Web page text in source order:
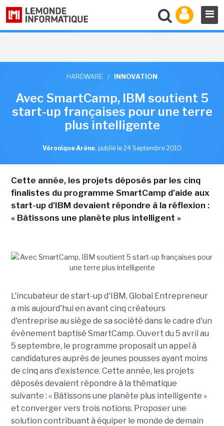
HARDWARE / INNOVATION
Avec SmartCamp, IBM soutient 5
start-up françaises pour une terre
plus intelligente
Véronique Arène, publié le 24 Septembre 2010
Cette année, les projets déposés par les cinq
finalistes du programme SmartCamp d'aide aux
start-up d'IBM devaient répondre à la réflexion :
« Bâtissons une planète plus intelligent »
L'incubateur de start-up d'IBM, Global Entrepreneur
a mis aujourd'hui en avant cinq créateurs
d'entreprise au siège de sa société dans le cadre d'un
évènement baptisé SmartCamp. Ouvert du 5 avril au
5 septembre, le programme proposait un appel à
candidatures auprès de jeunes pousses ayant moins
de cinq ans d'existence. Cette année, les projets
déposés devaient répondre à la thématique
suivante : « Bâtissons une planète plus intelligente »
et converger vers trois notions. Proposer une
solution contribuant à équiper le monde de demain